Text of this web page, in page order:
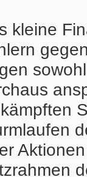
kleine